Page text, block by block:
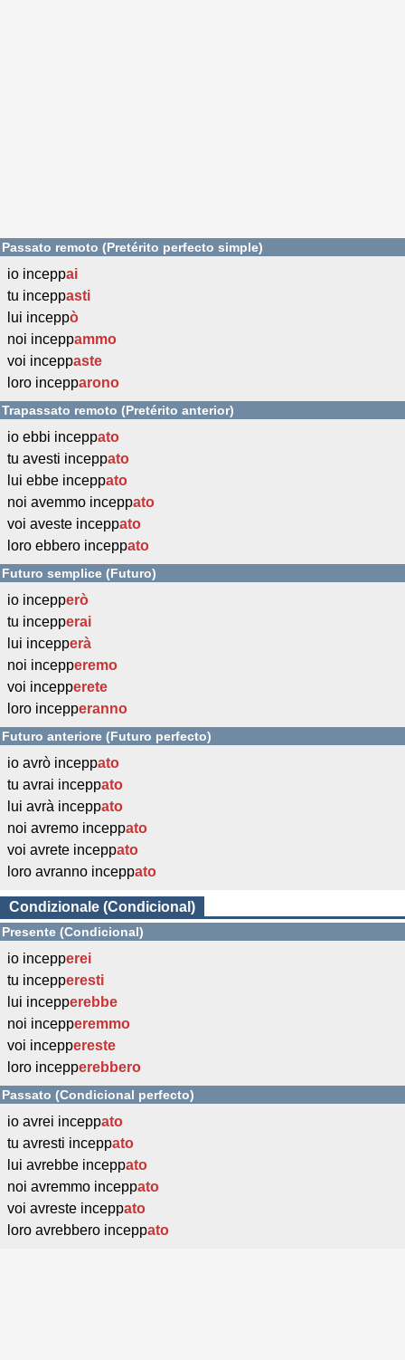
Passato remoto (Pretérito perfecto simple)
io inceppai
tu inceppasti
lui inceppò
noi inceppammo
voi inceppaste
loro incepparono
Trapassato remoto (Pretérito anterior)
io ebbi inceppato
tu avesti inceppato
lui ebbe inceppato
noi avemmo inceppato
voi aveste inceppato
loro ebbero inceppato
Futuro semplice (Futuro)
io incepperò
tu incepperai
lui incepperà
noi incepperemo
voi incepperete
loro incepperanno
Futuro anteriore (Futuro perfecto)
io avrò inceppato
tu avrai inceppato
lui avrà inceppato
noi avremo inceppato
voi avrete inceppato
loro avranno inceppato
Condizionale (Condicional)
Presente (Condicional)
io incepperei
tu incepperesti
lui incepperebbe
noi incepperemmo
voi inceppereste
loro incepperebbero
Passato (Condicional perfecto)
io avrei inceppato
tu avresti inceppato
lui avrebbe inceppato
noi avremmo inceppato
voi avreste inceppato
loro avrebbero inceppato